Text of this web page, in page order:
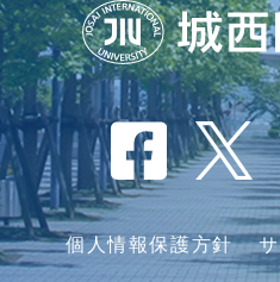
個人情報保護方針